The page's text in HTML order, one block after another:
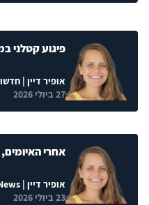
פיגוע קטלני
אופיר דיין | חדשות
27 ביולי 2026
אחרי
אופיר דיין | I24 News
23 ביולי 2026